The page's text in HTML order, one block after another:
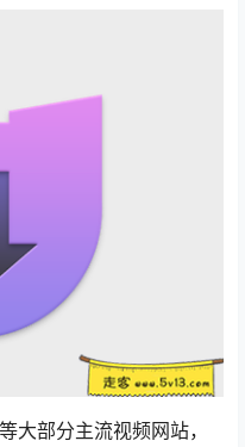
部分主流视频网站，